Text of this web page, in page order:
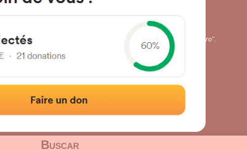
listado de frontones más cercanos a ti.
de 5 a 50 kilómetros desde la dirección de origen*.
esta página son ortodrómicas, es decir, evaluadas "a vuelo de pájaro".
Buscar